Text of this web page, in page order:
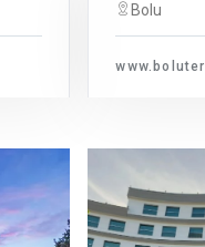
Bolu